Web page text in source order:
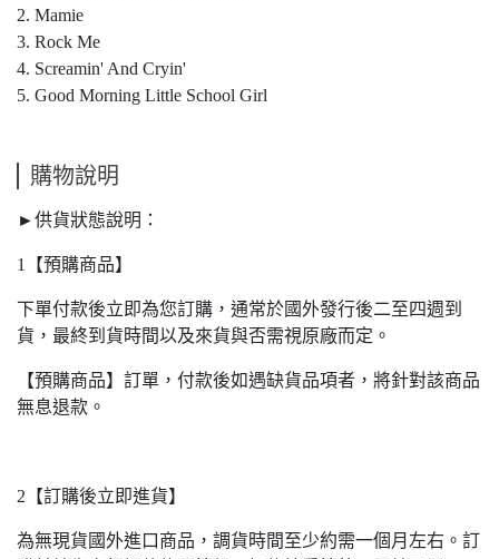
2. Mamie
3. Rock Me
4. Screamin' And Cryin'
5. Good Morning Little School Girl
購物說明
►供貨狀態說明：
1【預購商品】
下單付款後立即為您訂購，通常於國外發行後二至四週到
貨，最終到貨時間以及來貨與否需視原廠而定。
【預購商品】訂單，付款後如遇缺貨品項者，將針對該商品
無息退款。
2【訂購後立即進貨】
為無現貨國外進口商品，調貨時間至少約需一個月左右。訂